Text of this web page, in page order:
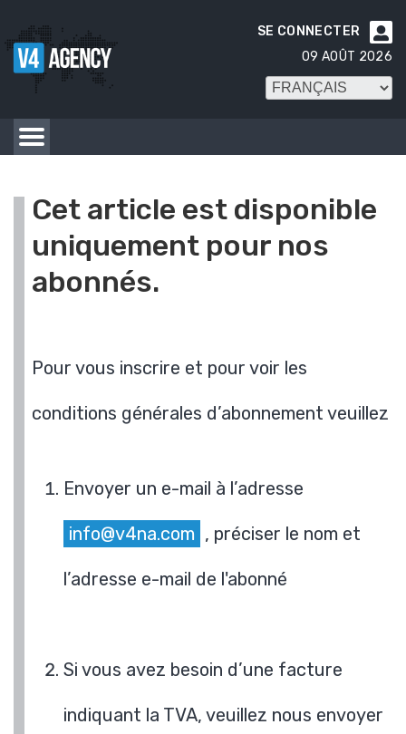

SE CONNECTER
09 AOÛT 2026
Cet article est disponible
uniquement pour nos
abonnés.
Pour vous inscrire et pour voir les
conditions générales d’abonnement veuillez
Envoyer un e-mail à l’adresse
info@v4na.com , préciser le nom et
l’adresse e-mail de l'abonné
Si vous avez besoin d’une facture
indiquant la TVA, veuillez nous envoyer